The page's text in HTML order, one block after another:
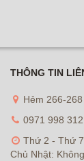
THÔNG TIN
Hẻm 266-
0971 998 312
Thứ 2 - Thứ
Chủ Nhật: